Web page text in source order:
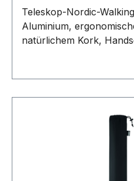
Teleskop-Nordic-
Aluminium,
natürlichem Kork,
und Anti-Schock-